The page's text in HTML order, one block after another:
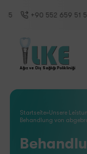
+90 552 659 51 55
Ağız ve Diş Sağlığı Polikliniği
Startseite»Unsere
Behandlung von